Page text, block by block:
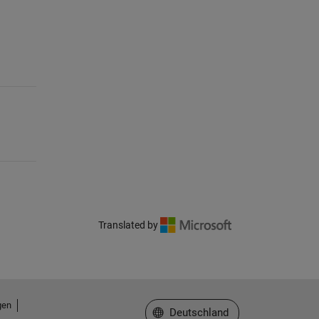
Translated by
Website auswählen
Deutschland